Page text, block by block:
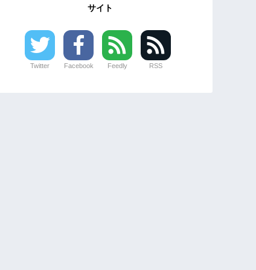
サイト
Twitter Facebook Feedly RSS